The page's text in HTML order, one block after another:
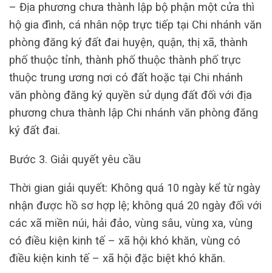
– Địa phương chưa thành lập bộ phận một cửa thì
hộ gia đình, cá nhân nộp trực tiếp tại Chi nhánh văn
phòng đăng ký đất đai huyện, quận, thị xã, thành
phố thuộc tỉnh, thành phố thuộc thành phố trực
thuộc trung ương nơi có đất hoặc tại Chi nhánh
văn phòng đăng ký quyền sử dụng đất đối với địa
phương chưa thành lập Chi nhánh văn phòng đăng
ký đất đai.
Bước 3. Giải quyết yêu cầu
Thời gian giải quyết: Không quá 10 ngày kể từ ngày
nhận được hồ sơ hợp lệ; không quá 20 ngày đối với
các xã miền núi, hải đảo, vùng sâu, vùng xa, vùng
có điều kiện kinh tế – xã hội khó khăn, vùng có
điều kiện kinh tế – xã hội đặc biệt khó khăn.